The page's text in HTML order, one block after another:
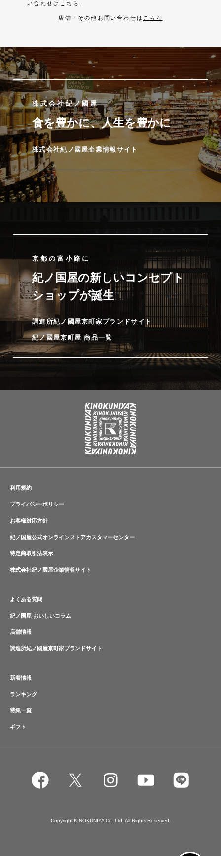
い合わせはこちら
店舗・その他お問い合わせは こちら
株式会社紀ノ國屋
食を豊かに、人生を豊かに
株式会社紀ノ國屋企業情報サイト
京都の富小路に
紀ノ国屋の新しいコンセプト
ショップが誕生
調進所紀ノ國屋京町家ブランドサイト
紀ノ國屋京町屋 商品一覧
利用規約
プライバシーポリシー
お客様対応方針
紀ノ国屋公式オンラインストアカスタマーセンター
特定商取引法表示
株式会社紀ノ國屋企業情報サイト
よくある質問
紀ノ国屋 おいしいコラム
店舗情報
調進所紀ノ國屋京町家ブランドサイト
新着情報
ランキング
特集一覧
ギフト
Copyright KINOKUNIYA Co.,Ltd. All Rights Reserved.